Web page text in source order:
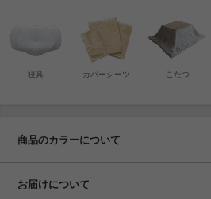
寝具 カバーシーツ こたつ
商品のカラーについて
お届けについて